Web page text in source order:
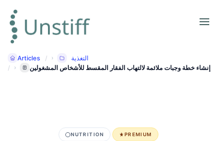
Articles
التغذية
إنشاء خطة وجبات ملائمة لالتهاب الفقار المقسط للأشخاص المشغولين
NUTRITION PREMIUM